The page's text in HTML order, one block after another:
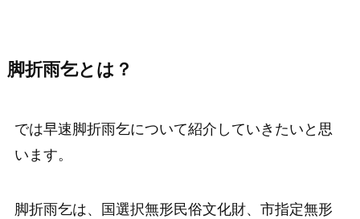
脚折雨乞とは？
では早速脚折雨乞について紹介していきたいと思
います。
脚折雨乞は、国選択無形民俗文化財、市指定無形